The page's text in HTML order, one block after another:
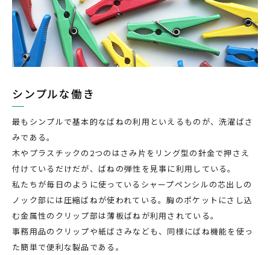
シンプルな働き
最もシンプルで基本的なばねの利用といえるものが、洗濯ばさ
みである。
木やプラスチックの2つのはさみ片をリング型の針金で押さえ
付けているだけだが、ばねの弾性を見事に利用している。
私たちが毎日のように使っているシャープペンシルの芯出しの
ノック部には圧縮ばねが使われている。胸のポケットにさし込
む金属性のクリップ部は薄板ばねが利用されている。
事務用品のクリップや紙ばさみなども、同様にばね機能を使っ
た簡単で便利な製品である。